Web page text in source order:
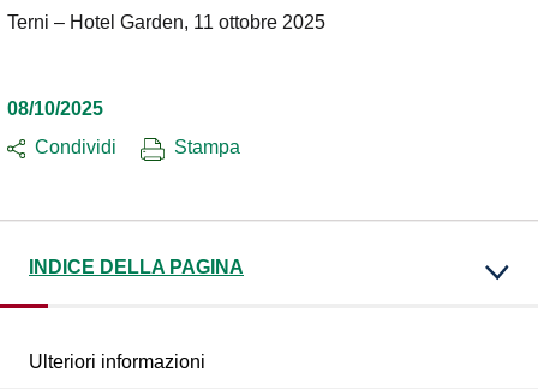
Terni – Hotel Garden, 11 ottobre 2025
08/10/2025
Condividi
Stampa
INDICE DELLA PAGINA
Ulteriori informazioni